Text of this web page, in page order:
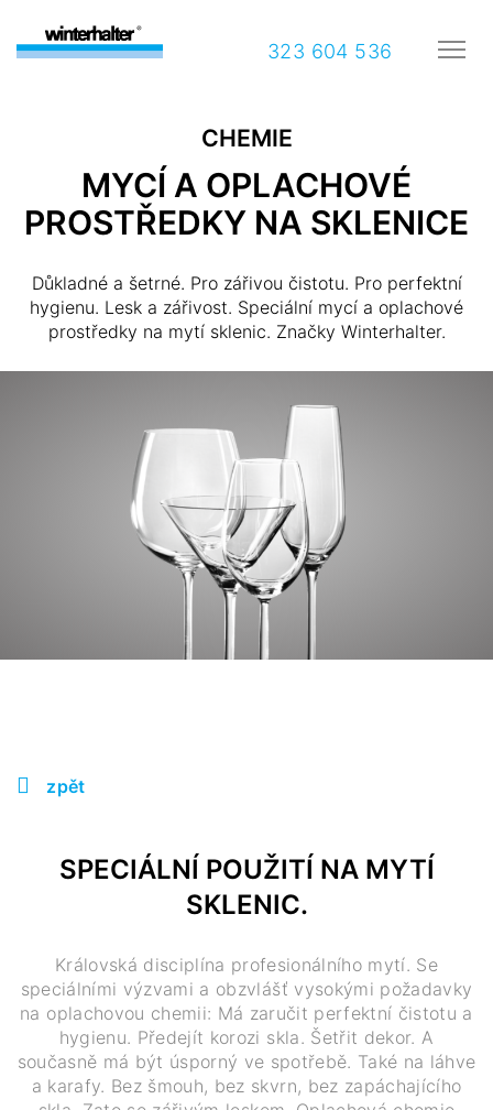
323 604 536
CHEMIE
MYCÍ A OPLACHOVÉ
PROSTŘEDKY NA SKLENICE
Důkladné a šetrné. Pro zářivou čistotu. Pro perfektní
hygienu. Lesk a zářivost. Speciální mycí a oplachové
prostředky na mytí sklenic. Značky Winterhalter.
zpět
SPECIÁLNÍ POUŽITÍ NA MYTÍ
SKLENIC.
Královská disciplína profesionálního mytí. Se
speciálními výzvami a obzvlášť vysokými požadavky
na oplachovou chemii: Má zaručit perfektní čistotu a
hygienu. Předejít korozi skla. Šetřit dekor. A
současně má být úsporný ve spotřebě. Také na láhve
a karafy. Bez šmouh, bez skvrn, bez zapáchajícího